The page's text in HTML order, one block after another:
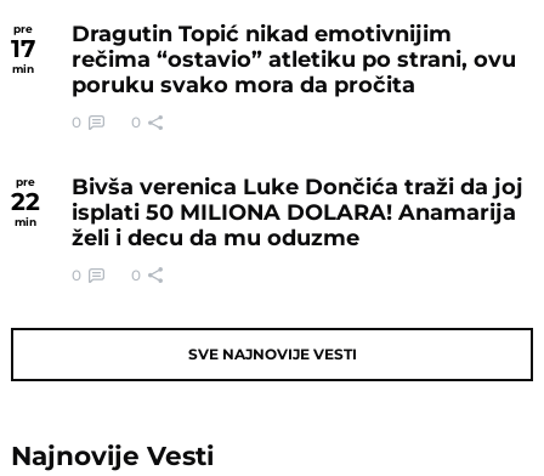
pre
17
min
Dragutin Topić nikad emotivnijim
rečima “ostavio” atletiku po strani, ovu
poruku svako mora da pročita
0 0
pre
22
min
Bivša verenica Luke Dončića traži da joj
isplati 50 MILIONA DOLARA! Anamarija
želi i decu da mu oduzme
0 0
SVE NAJNOVIJE VESTI
NajnovijeVesti